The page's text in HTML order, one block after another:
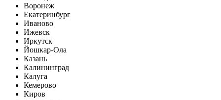
Воронеж
Екатеринбург
Иваново
Ижевск
Иркутск
Йошкар-Ола
Казань
Калининград
Калуга
Кемерово
Киров